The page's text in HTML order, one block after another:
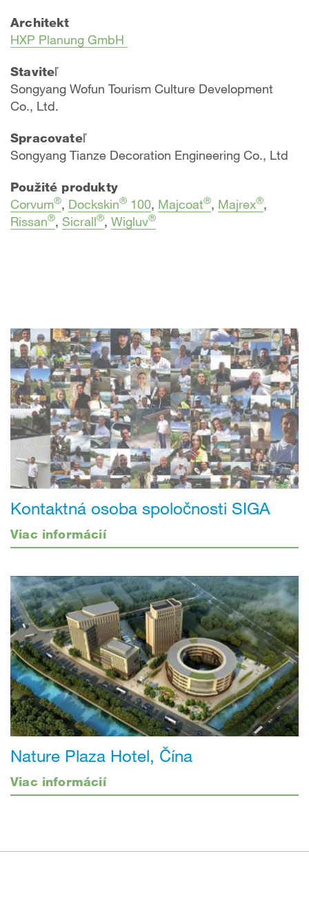
Architekt
HXP Planung GmbH
Staviteľ
Songyang Wofun Tourism Culture Development
Co., Ltd.
Spracovateľ
Songyang Tianze Decoration Engineering Co., Ltd
Použité produkty
Corvum®, Dockskin® 100, Majcoat®, Majrex®,
Rissan®, Sicrall®, Wigluv®
Kontaktná osoba spoločnosti SIGA
Viac informácií
Nature Plaza Hotel, Čína
Viac informácií